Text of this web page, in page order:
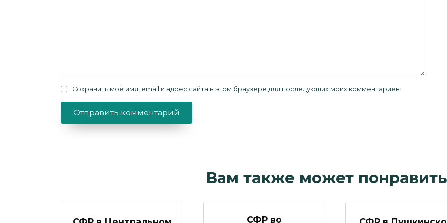
Сохранить моё имя, email и адрес сайта в этом браузере для последующих моих комментариев.
Вам также может
СФР в Центральном СФР во СФР в